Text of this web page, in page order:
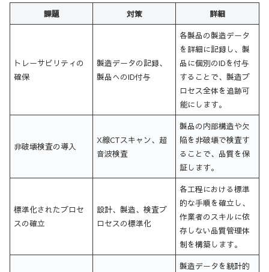
課題 対策 詳細
トレーサビリティの
確保
製造データの記録、
製品へのID付与
各製品の製造データ
を詳細に記録し、製
品に個別のIDを付与
することで、製造プ
ロセス全体を追跡可
能にします。
非破壊検査の導入
X線CTスキャン、超
音波検査
製品の内部構造や欠
陥を非破壊で検査す
ることで、品質を保
証します。
標準化されたプロセ
スの確立
設計、製造、検査プ
ロセスの標準化
各工程における標準
的な手順を確立し、
作業者のスキルに依
存しない品質管理体
制を構築します。
製造データを統計的